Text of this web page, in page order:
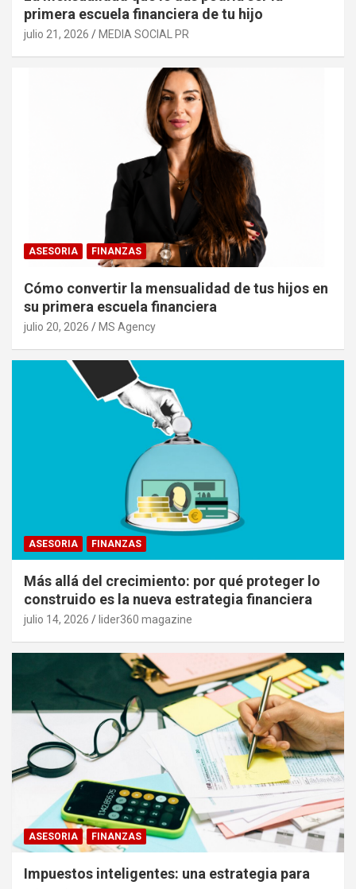
primera escuela financiera de tu hijo
julio 21, 2026 MEDIA SOCIAL PR
ASESORIA FINANZAS
Cómo convertir la mensualidad de tus hijos en
su primera escuela financiera
julio 20, 2026 MS Agency
ASESORIA FINANZAS
Más allá del crecimiento: por qué proteger lo
construido es la nueva estrategia financiera
julio 14, 2026 lider360 magazine
ASESORIA FINANZAS
Impuestos inteligentes: una estrategia para